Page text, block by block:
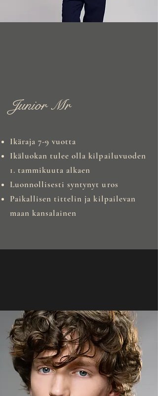
Junior Mr
Ikäraja 7-9 vuotta
Ikäluokan tulee olla kilpailuvuoden
1. tammikuuta alkaen
Luonnollisesti syntynyt uros
Paikallisen tittelin ja kilpailevan
maan kansalainen